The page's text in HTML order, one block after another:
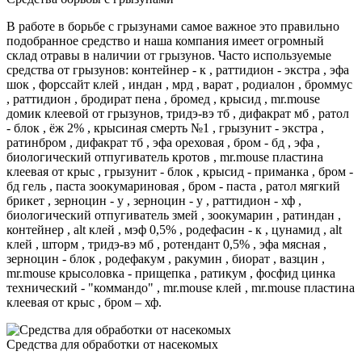
В работе в борьбе с грызунами самое важное это правильно
подобранное средство и наша компания имеет огромный
склад отравы в наличии от грызунов. Часто используемые
средства от грызунов: контейнер - к , раттидион - экстра , эфа
шок , форссайт клей , индан , мрд , варат , родиалон , броммус
, раттидион , бродират пена , бромед , крысид , mr.mouse
домик клеевой от грызунов, тридэ-вэ тб , дифакрат мб , ратол
- блок , ёж 2% , крысиная смерть №1 , грызунит - экстра ,
ратинбром , дифакрат тб , эфа ореховая , бром - бд , эфа ,
биологический отпугиватель кротов , mr.mouse пластина
клеевая от крыс , грызунит - блок , крысид - приманка , бром -
бд гель , паста зоокумариновая , бром - паста , ратол мягкий
брикет , зерноцин - у , зерноцин - у , раттидион - хф ,
биологический отпугиватель змей , зоокумарин , ратиндан ,
контейнер , alt клей , мэф 0,5% , родефасин - к , цунамид , alt
клей , шторм , тридэ-вэ мб , ротендант 0,5% , эфа мясная ,
зерноцин - блок , родефакум , ракумин , биорат , вазцин ,
mr.mouse крысоловка - прищепка , ратикум , фосфид цинка
технический - "коммандо" , mr.mouse клей , mr.mouse пластина
клеевая от крыс , бром – хф.
Средства для обработки от насекомых